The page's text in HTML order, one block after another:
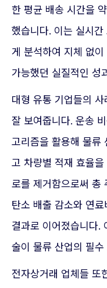
한 평균 배송 시간을
했습니다. 이는 실시
게 분석하여 지체 없
가능했던 실질적인 성
대형 유통 기업들의
잘 보여줍니다. 운송
고리즘을 활용해 물류
고 차량별 적재 효율
로를 제거함으로써 총
탄소 배출 감소와 연
결과로 이어졌습니다.
술이 물류 산업의 필
전자상거래 업체들 또